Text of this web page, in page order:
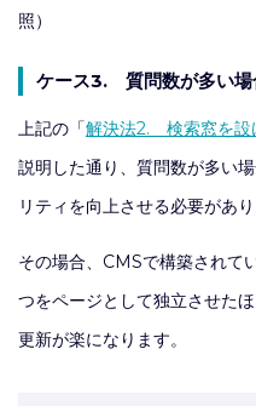
照）
ケース3. 質問数が多い場
上記の「解決法2. 検索窓を設
説明した通り、質問数が多い
リティを向上させる必要があり
その場合、CMSで構築されて
つをページとして独立させた
更新が楽になります。